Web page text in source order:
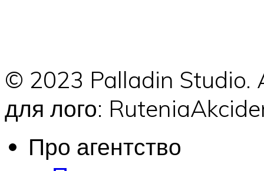
© 2023 Palladin
для лого:
Про агентство